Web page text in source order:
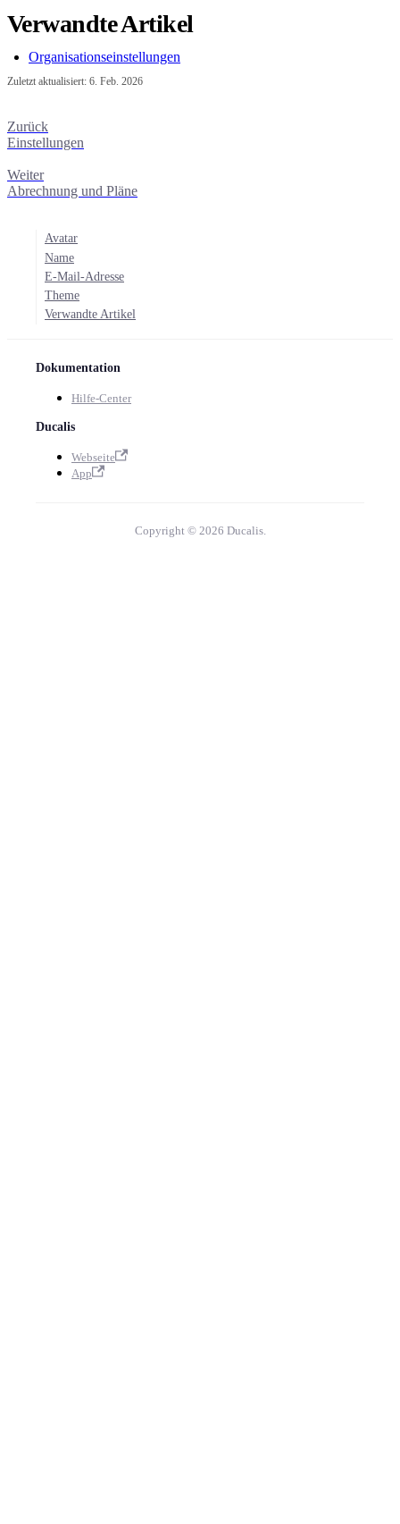
Verwandte Artikel
Organisationseinstellungen
Zuletzt aktualisiert: 6. Feb. 2026
Zurück
Einstellungen
Weiter
Abrechnung und Pläne
Avatar
Name
E-Mail-Adresse
Theme
Verwandte Artikel
Dokumentation
Hilfe-Center
Ducalis
Webseite
App
Copyright © 2026 Ducalis.